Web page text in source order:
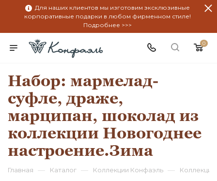
Для наших клиентов мы изготовим эксклюзивные
корпоративные подарки в любом фирменном стиле!
Подробнее >>>
0
Набор: мармелад-
суфле, драже,
марципан, шоколад из
коллекции Новогоднее
настроение.Зима
Главная — Каталог — Коллекции Конфаэль —